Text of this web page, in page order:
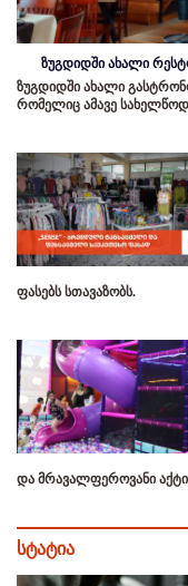
ზუგდიდში ახალი
ზუგდიდში ახალი
რომელიც ამავე
ფასებს სთავაზობს.
და მრავალფეროვანი
სტატია